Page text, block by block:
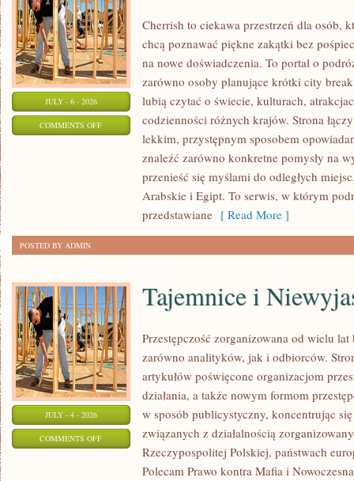
JULY - 6 - 2026
COMMENTS OFFON
Cherrish to ciekawa przestrzeń dla osób,
chcą poznawać piękne zakątki bez
na nowe doświadczenia. To portal o
zarówno osoby planujące krótki city
lubią czytać o świecie, kulturach,
codzienności różnych krajów. Strona
lekkim, przystępnym sposobem
znaleźć zarówno konkretne pomysły na
przenieść się myślami do odległych
Arabskie i Egipt. To serwis, w którym
przedstawiane [ Read More ]
POSTED BY ADMIN
JULY - 4 - 2026
COMMENTS OFFON
TAJEMNICE
Tajemnice i
Przestępczość zorganizowana od wielu
zarówno analityków, jak i odbiorców.
artykułów poświęcone organizacjom
działania, a także nowym formom
w sposób publicystyczny, koncentrując
związanych z działalnością
Rzeczypospolitej Polskiej, państwach
Polecam Prawo kontra Mafia i